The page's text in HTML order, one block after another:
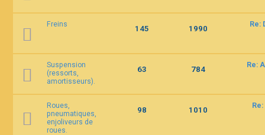
Freins 145 1990 Re:
Suspension
(ressorts,
amortisseurs).
63 784 Re:
Roues,
pneumatiques,
enjoliveurs de
roues.
98 1010